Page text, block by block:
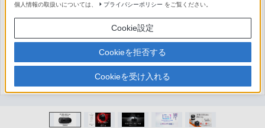
個人情報の取扱いについては、
プライバシーポリシー をご覧ください。
Cookie設定
Cookieを拒否する
Cookieを受け入れる